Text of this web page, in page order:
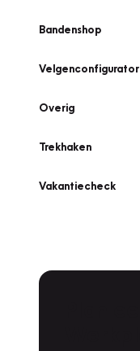
Bandenshop
Velgenconfigurator
Overig
Trekhaken
Vakantiecheck